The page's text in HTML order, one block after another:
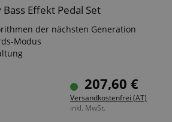
Effekt Pedal Set
der nächsten Generation
Modus
und 2 Detune-Einstellungen
207,60 €
Versandkostenfrei (AT)
inkl. MwSt.
/
a given end
user (what
answers were
clicked, on